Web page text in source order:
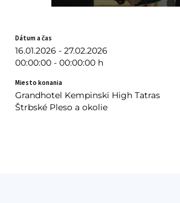
Dátum a čas
16.01.2026 - 27.02.2026
00:00:00 - 00:00:00 h
Miesto konania
Grandhotel Kempinski High Tatras
Štrbské Pleso a okolie